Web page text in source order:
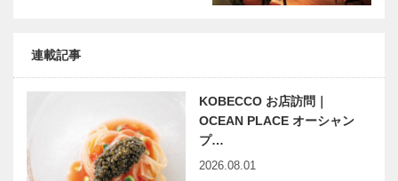
連載記事
KOBECCO お店訪問｜
OCEAN PLACE オーシャン
プ…
2026.08.01